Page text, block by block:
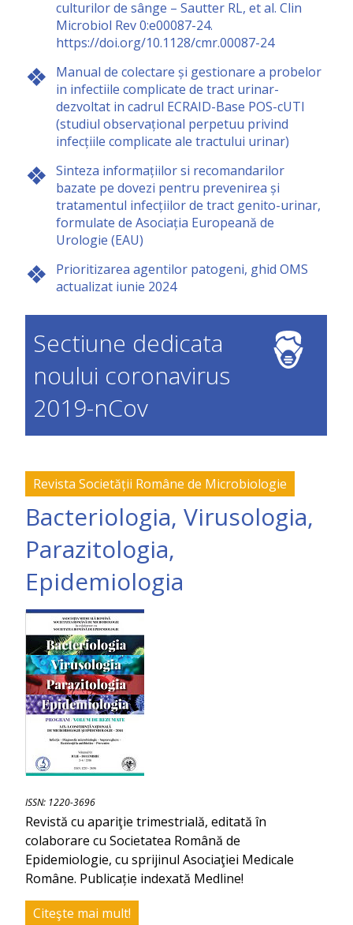
culturilor de sânge – Sautter RL, et al. Clin
Microbiol Rev 0:e00087-24.
https://doi.org/10.1128/cmr.00087-24
Manual de colectare și gestionare a probelor
in infectiile complicate de tract urinar-
dezvoltat in cadrul ECRAID-Base POS-cUTI
(studiul observațional perpetuu privind
infecțiile complicate ale tractului urinar)
Sinteza informațiilor si recomandarilor
bazate pe dovezi pentru prevenirea și
tratamentul infecțiilor de tract genito-urinar,
formulate de Asociația Europeană de
Urologie (EAU)
Prioritizarea agentilor patogeni, ghid OMS
actualizat iunie 2024
Sectiune dedicata
noului coronavirus
2019-nCov
Revista Societății Române de Microbiologie
Bacteriologia, Virusologia,
Parazitologia,
Epidemiologia
ISSN: 1220-3696
Revistă cu apariţie trimestrială, editată în
colaborare cu Societatea Română de
Epidemiologie, cu sprijinul Asociaţiei Medicale
Române. Publicație indexată Medline!
Citeşte mai mult!